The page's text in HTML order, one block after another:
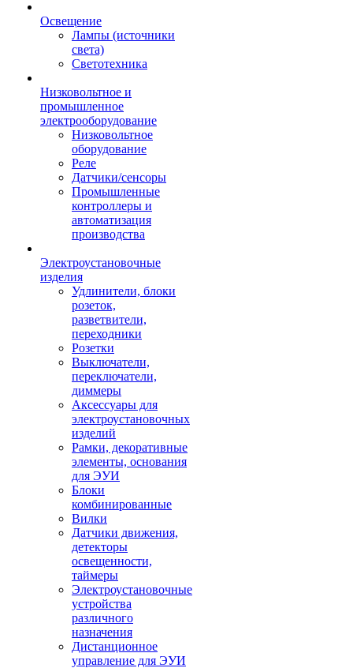
Освещение
Лампы (источники
света)
Светотехника
Низковольтное и
промышленное
электрооборудование
Низковольтное
оборудование
Реле
Датчики/сенсоры
Промышленные
контроллеры и
автоматизация
производства
Электроустановочные
изделия
Удлинители, блоки
розеток,
разветвители,
переходники
Розетки
Выключатели,
переключатели,
диммеры
Аксессуары для
электроустановочных
изделий
Рамки, декоративные
элементы, основания
для ЭУИ
Блоки
комбинированные
Вилки
Датчики движения,
детекторы
освещенности,
таймеры
Электроустановочные
устройства
различного
назначения
Дистанционное
управление для ЭУИ